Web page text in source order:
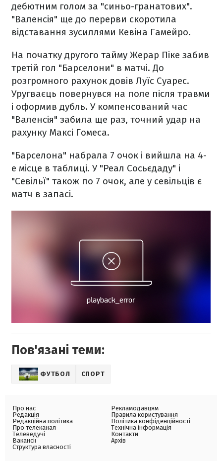
дебютним голом за "синьо-гранатових".
"Валенсія" ще до перерви скоротила
відставання зусиллями Кевіна Гамейро.
На початку другого тайму Жерар Піке забив
третій гол "Барселони" в матчі. До
розгромного рахунок довів Луїс Суарес.
Уругваєць повернувся на поле після травми
і оформив дубль. У компенсований час
"Валенсія" забила ще раз, точний удар на
рахунку Максі Гомеса.
"Барселона" набрала 7 очок і вийшла на 4-
е місце в таблиці. У "Реал Сосьєдаду" і
"Севільї" також по 7 очок, але у севільців є
матч в запасі.
Пов'язані теми:
ФУТБОЛ СПОРТ
Про нас
Редакція
Редакційна політика
Про телеканал
Телеведучі
Вакансії
Структура власності
Рекламодавцям
Правила користування
Політика конфіденційності
Технічна інформація
Контакти
Архів